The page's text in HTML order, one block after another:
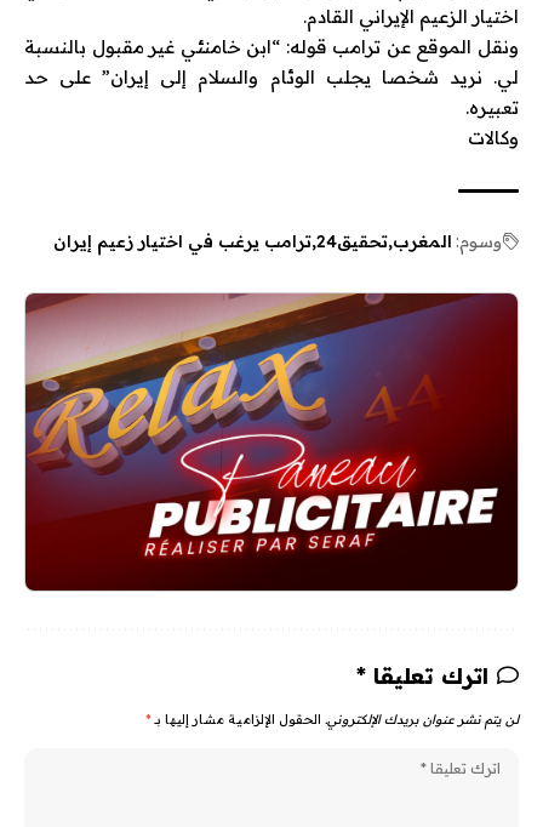
اختيار الزعيم ​الإيراني القادم.
ونقل الموقع عن ترامب قوله: “ابن خامنئي غير مقبول ‌بالنسبة
⁠لي. نريد شخصا يجلب الوئام والسلام ​إلى ​إيران” على حد
تعبيره.
وكالات
وسوم: المغرب تحقيق24 ترامب يرغب في اختيار زعيم إيران
اترك تعليقا *
لن يتم نشر عنوان بريدك الإلكتروني. الحقول الإلزامية مشار إليها بـ *